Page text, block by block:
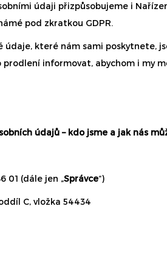
údaji přizpůsobujeme i
pod zkratkou GDPR.
údaje, které nám sami poskytnete,
informovat, abychom i my
údajů – kdo jsme a jak nás
01 (dále jen „Správce“)
C, vložka 54434